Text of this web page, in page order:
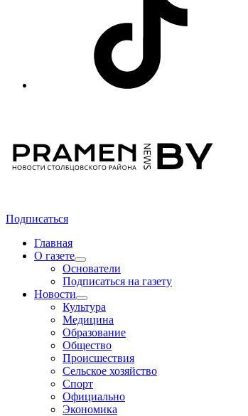
Подписаться
Главная
О газете
Основатели
Подписаться на газету
Новости
Культура
Медицина
Образование
Общество
Происшествия
Сельское хозяйство
Спорт
Официально
Экономика